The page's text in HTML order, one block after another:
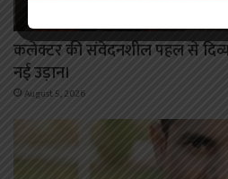
कलेक्टर की संवेदनशील पहल से
नई उड़ान।
August 5, 2026